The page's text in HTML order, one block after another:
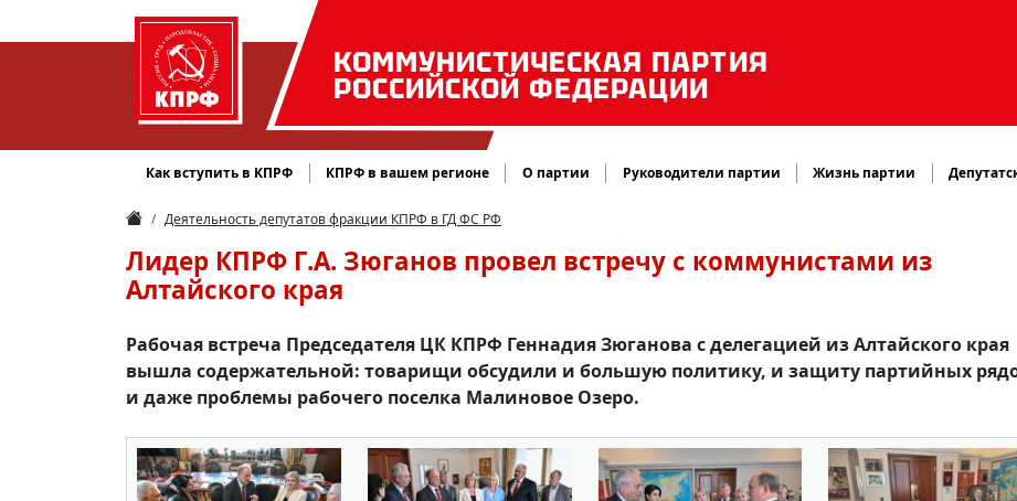
КОММУНИСТИЧЕСКАЯ ПАРТИЯ
РОССИЙСКОЙ ФЕДЕРАЦИИ
Как вступить в КПРФ КПРФ в вашем регионе О партии Руководители партии Жизнь партии
Деятельность депутатов фракции КПРФ в ГД ФС РФ
Лидер КПРФ Г.А. Зюганов провел встречу с коммунистами из
Алтайского края
Рабочая встреча Председателя ЦК КПРФ Геннадия Зюганова с делегацией из Алтайского края
вышла содержательной: товарищи обсудили и большую политику, и защиту партийных
и даже проблемы рабочего поселка Малиновое Озеро.